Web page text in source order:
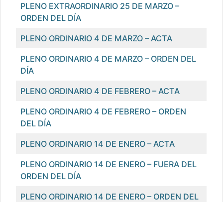
PLENO EXTRAORDINARIO 25 DE MARZO –
ORDEN DEL DÍA
PLENO ORDINARIO 4 DE MARZO – ACTA
PLENO ORDINARIO 4 DE MARZO – ORDEN DEL
DÍA
PLENO ORDINARIO 4 DE FEBRERO – ACTA
PLENO ORDINARIO 4 DE FEBRERO – ORDEN
DEL DÍA
PLENO ORDINARIO 14 DE ENERO – ACTA
PLENO ORDINARIO 14 DE ENERO – FUERA DEL
ORDEN DEL DÍA
PLENO ORDINARIO 14 DE ENERO – ORDEN DEL